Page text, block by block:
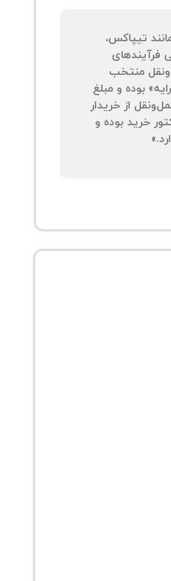
تیپاکس،
فرآیندهای
منتخب
بوده و مبلغ
از خریدار
خرید بوده و